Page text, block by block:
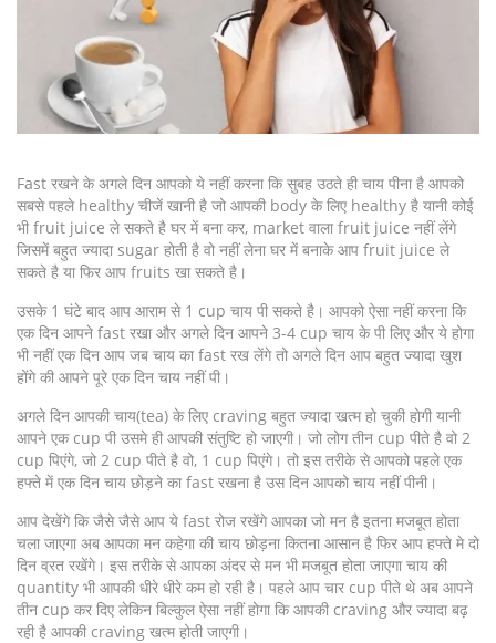
Fast रखने के अगले दिन आपको ये नहीं करना कि सुबह उठते ही चाय पीना है आपको
सबसे पहले healthy चीजें खानी है जो आपकी body के लिए healthy है यानी कोई
भी fruit juice ले सकते है घर में बना कर, market वाला fruit juice नहीं लेंगे
जिसमें बहुत ज्यादा sugar होती है वो नहीं लेना घर में बनाके आप fruit juice ले
सकते है या फिर आप fruits खा सकते है।
उसके 1 घंटे बाद आप आराम से 1 cup चाय पी सकते है। आपको ऐसा नहीं करना कि
एक दिन आपने fast रखा और अगले दिन आपने 3-4 cup चाय के पी लिए और ये होगा
भी नहीं एक दिन आप जब चाय का fast रख लेंगे तो अगले दिन आप बहुत ज्यादा खुश
होंगे की आपने पूरे एक दिन चाय नहीं पी।
अगले दिन आपकी चाय(tea) के लिए craving बहुत ज्यादा खत्म हो चुकी होगी यानी
आपने एक cup पी उसमे ही आपकी संतुष्टि हो जाएगी। जो लोग तीन cup पीते है वो 2
cup पिएंगे, जो 2 cup पीते है वो, 1 cup पिएंगे। तो इस तरीके से आपको पहले एक
हफ्ते में एक दिन चाय छोड़ने का fast रखना है उस दिन आपको चाय नहीं पीनी।
आप देखेंगे कि जैसे जैसे आप ये fast रोज रखेंगे आपका जो मन है इतना मजबूत होता
चला जाएगा अब आपका मन कहेगा की चाय छोड़ना कितना आसान है फिर आप हफ्ते मे दो
दिन व्रत रखेंगे। इस तरीके से आपका अंदर से मन भी मजबूत होता जाएगा चाय की
quantity भी आपकी धीरे धीरे कम हो रही है। पहले आप चार cup पीते थे अब आपने
तीन cup कर दिए लेकिन बिल्कुल ऐसा नहीं होगा कि आपकी craving और ज्यादा बढ़
रही है आपकी craving खत्म होती जाएगी।